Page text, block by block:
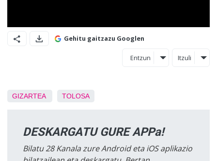
Gehitu gaitzazu Googlen
Entzun Itzuli
GIZARTEA TOLOSA
DESKARGATU GURE APPa!
Bilatu 28 Kanala zure Android eta iOS aplikazio